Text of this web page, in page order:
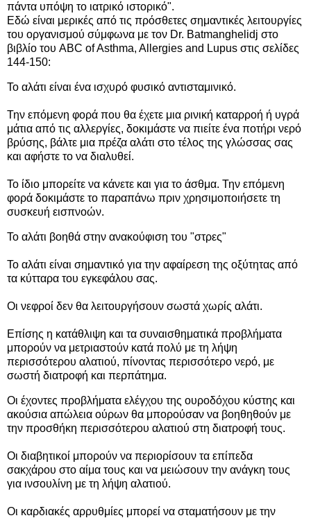
πάντα υπόψη το ιατρικό ιστορικό".
Εδώ είναι μερικές από τις πρόσθετες σημαντικές λειτουργίες
του οργανισμού σύμφωνα με τον Dr. Batmanghelidj στο
βιβλίο του ABC of Asthma, Allergies and Lupus στις σελίδες
144-150:
Το αλάτι είναι ένα ισχυρό φυσικό αντισταμινικό.
Την επόμενη φορά που θα έχετε μια ρινική καταρροή ή υγρά
μάτια από τις αλλεργίες, δοκιμάστε να πιείτε ένα ποτήρι νερό
βρύσης, βάλτε μια πρέζα αλάτι στο τέλος της γλώσσας σας
και αφήστε το να διαλυθεί.
Το ίδιο μπορείτε να κάνετε και για το άσθμα. Την επόμενη
φορά δοκιμάστε το παραπάνω πριν χρησιμοποιήσετε τη
συσκευή εισπνοών.
Το αλάτι βοηθά στην ανακούφιση του "στρες"
Το αλάτι είναι σημαντικό για την αφαίρεση της οξύτητας από
τα κύτταρα του εγκεφάλου σας.
Οι νεφροί δεν θα λειτουργήσουν σωστά χωρίς αλάτι.
Επίσης η κατάθλιψη και τα συναισθηματικά προβλήματα
μπορούν να μετριαστούν κατά πολύ με τη λήψη
περισσότερου αλατιού, πίνοντας περισσότερο νερό, με
σωστή διατροφή και περπάτημα.
Οι έχοντες προβλήματα ελέγχου της ουροδόχου κύστης και
ακούσια απώλεια ούρων θα μπορούσαν να βοηθηθούν με
την προσθήκη περισσότερου αλατιού στη διατροφή τους.
Οι διαβητικοί μπορούν να περιορίσουν τα επίπεδα
σακχάρου στο αίμα τους και να μειώσουν την ανάγκη τους
για ινσουλίνη με τη λήψη αλατιού.
Οι καρδιακές αρρυθμίες μπορεί να σταματήσουν με την